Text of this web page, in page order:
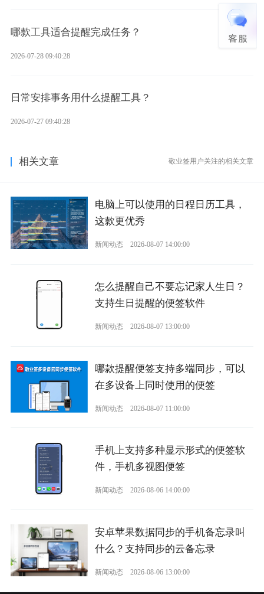
哪款工具适合提醒完成任务？
2026-07-28 09:40:28
日常安排事务用什么提醒工具？
2026-07-27 09:40:28
相关文章 敬业签用户关注的相关文章
电脑上可以使用的日程日历工具，
这款更优秀
新闻动态 2026-08-07 14:00:00
怎么提醒自己不要忘记家人生日？
支持生日提醒的便签软件
新闻动态 2026-08-07 13:00:00
哪款提醒便签支持多端同步，可以
在多设备上同时使用的便签
新闻动态 2026-08-07 11:00:00
手机上支持多种显示形式的便签软
件，手机多视图便签
新闻动态 2026-08-06 14:00:00
安卓苹果数据同步的手机备忘录叫
什么？支持同步的云备忘录
新闻动态 2026-08-06 13:00:00